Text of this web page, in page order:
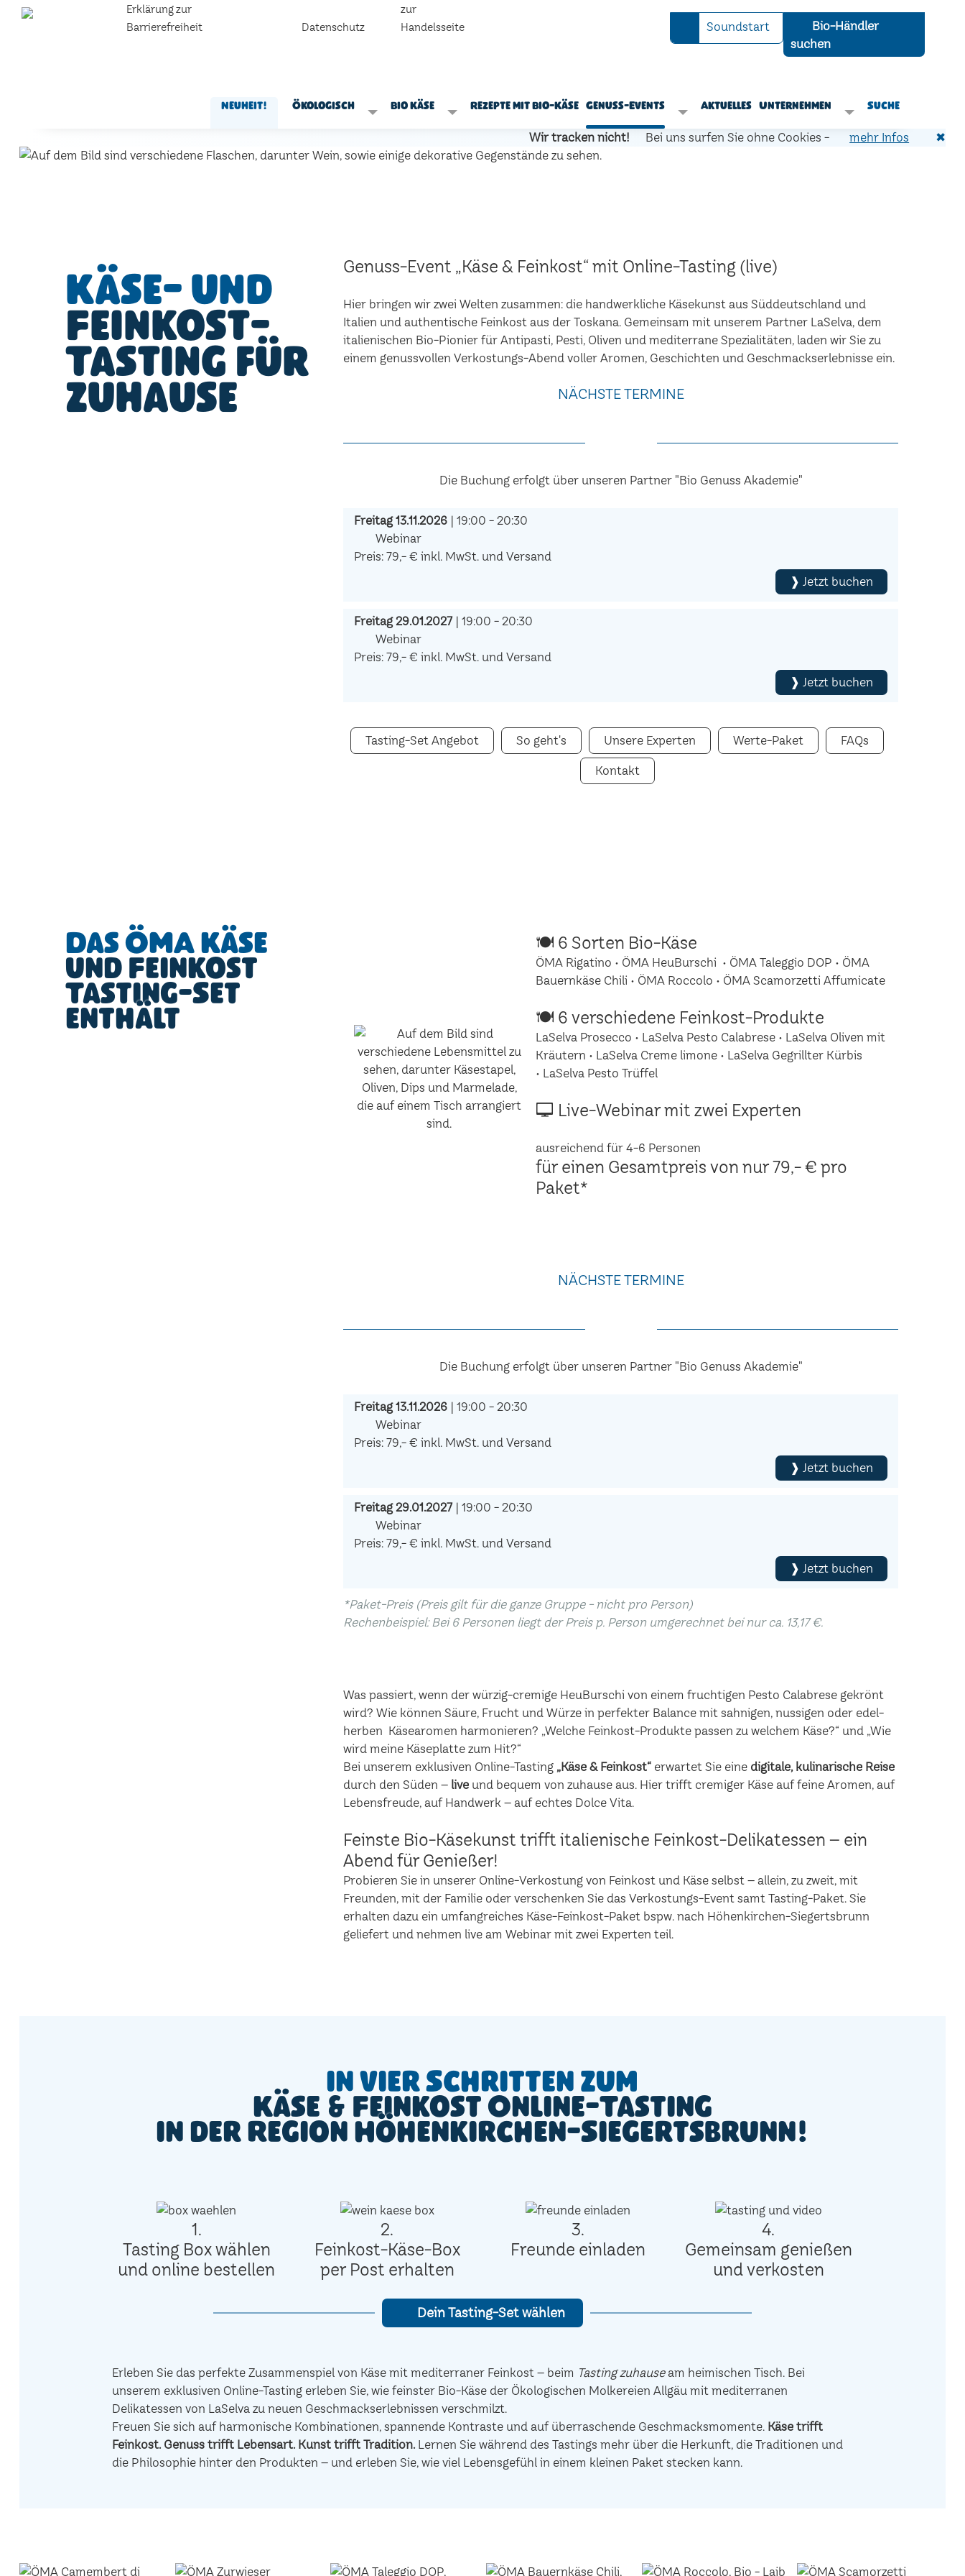
Erklärung zur
Barrierefreiheit
Datenschutz
zur
Handelsseite
Soundstart
Bio-Händler
suchen
Neuheit! Ökologisch Bio Käse Rezepte mit Bio-Käse Genuss-Events Aktuelles Unternehmen Suche
Wir tracken nicht! Bei uns surfen Sie ohne Cookies - mehr Infos ✖
Käse- und
Feinkost-
Tasting für
zuhause
Genuss-Event „Käse & Feinkost“ mit Online-Tasting (live)
Hier bringen wir zwei Welten zusammen: die handwerkliche Käsekunst aus Süddeutschland und
Italien und authentische Feinkost aus der Toskana. Gemeinsam mit unserem Partner LaSelva, dem
italienischen Bio-Pionier für Antipasti, Pesti, Oliven und mediterrane Spezialitäten, laden wir Sie zu
einem genussvollen Verkostungs-Abend voller Aromen, Geschichten und Geschmackserlebnisse ein.
NÄCHSTE TERMINE
Die Buchung erfolgt über unseren Partner "Bio Genuss Akademie"
Freitag 13.11.2026 | 19:00 - 20:30
Webinar
Preis: 79,- € inkl. MwSt. und Versand
❱ Jetzt buchen
Freitag 29.01.2027| 19:00 - 20:30
Webinar
Preis: 79,- € inkl. MwSt. und Versand
❱ Jetzt buchen
Tasting-Set Angebot So geht's Unsere Experten Werte-Paket FAQs
Kontakt
Das ÖMA Käse
und Feinkost
Tasting-Set
enthält
🍽 6 Sorten Bio-Käse
ÖMA Rigatino • ÖMA HeuBurschi • ÖMA Taleggio DOP • ÖMA
Bauernkäse Chili • ÖMA Roccolo • ÖMA Scamorzetti Affumicate
🍽 6 verschiedene Feinkost-Produkte
LaSelva Prosecco • LaSelva Pesto Calabrese • LaSelva Oliven mit
Kräutern • LaSelva Creme limone • LaSelva Gegrillter Kürbis
• LaSelva Pesto Trüffel
🖵 Live-Webinar mit zwei Experten
ausreichend für 4-6 Personen
für einen Gesamtpreis von nur 79,- € pro
Paket*
NÄCHSTE TERMINE
Die Buchung erfolgt über unseren Partner "Bio Genuss Akademie"
Freitag 13.11.2026 | 19:00 - 20:30
Webinar
Preis: 79,- € inkl. MwSt. und Versand
❱ Jetzt buchen
Freitag 29.01.2027| 19:00 - 20:30
Webinar
Preis: 79,- € inkl. MwSt. und Versand
❱ Jetzt buchen
*Paket-Preis (Preis gilt für die ganze Gruppe - nicht pro Person)
Rechenbeispiel: Bei 6 Personen liegt der Preis p. Person umgerechnet bei nur ca. 13,17 €.
Was passiert, wenn der würzig-cremige HeuBurschi von einem fruchtigen Pesto Calabrese gekrönt
wird? Wie können Säure, Frucht und Würze in perfekter Balance mit sahnigen, nussigen oder edel-
herben Käsearomen harmonieren? „Welche Feinkost-Produkte passen zu welchem Käse?“ und „Wie
wird meine Käseplatte zum Hit?“
Bei unserem exklusiven Online-Tasting „Käse & Feinkost“ erwartet Sie eine digitale, kulinarische Reise
durch den Süden – live und bequem von zuhause aus. Hier trifft cremiger Käse auf feine Aromen, auf
Lebensfreude, auf Handwerk – auf echtes Dolce Vita.
Feinste Bio-Käsekunst trifft italienische Feinkost-Delikatessen – ein
Abend für Genießer!
Probieren Sie in unserer Online-Verkostung von Feinkost und Käse selbst – allein, zu zweit, mit
Freunden, mit der Familie oder verschenken Sie das Verkostungs-Event samt Tasting-Paket. Sie
erhalten dazu ein umfangreiches Käse-Feinkost-Paket bspw. nach Höhenkirchen-Siegertsbrunn
geliefert und nehmen live am Webinar mit zwei Experten teil.
In vier Schritten zum
Käse & Feinkost Online-Tasting
in der Region Höhenkirchen-Siegertsbrunn!
1.
Tasting Box wählen
und online bestellen
2.
Feinkost-Käse-Box
per Post erhalten
3.
Freunde einladen
4.
Gemeinsam genießen
und verkosten
Dein Tasting-Set wählen
Erleben Sie das perfekte Zusammenspiel von Käse mit mediterraner Feinkost – beim Tasting zuhauseam heimischen Tisch. Bei
unserem exklusiven Online-Tasting erleben Sie, wie feinster Bio-Käse der Ökologischen Molkereien Allgäu mit mediterranen
Delikatessen von LaSelva zu neuen Geschmackserlebnissen verschmilzt.
Freuen Sie sich auf harmonische Kombinationen, spannende Kontraste und auf überraschende Geschmacksmomente. Käse trifft
Feinkost. Genuss trifft Lebensart. Kunst trifft Tradition.Lernen Sie während des Tastings mehr über die Herkunft, die Traditionen und
die Philosophie hinter den Produkten – und erleben Sie, wie viel Lebensgefühl in einem kleinen Paket stecken kann.